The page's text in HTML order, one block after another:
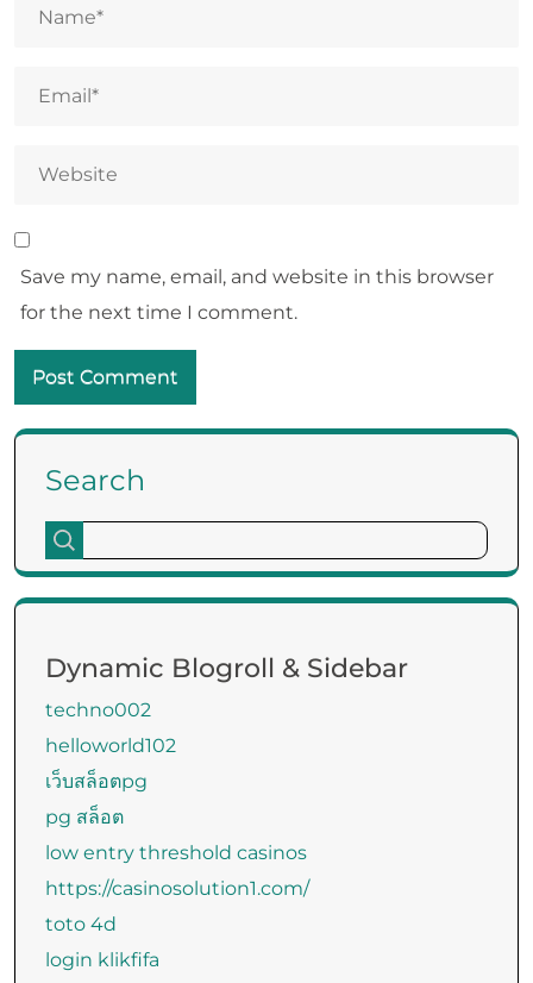
Save my name, email, and website in this browser
for the next time I comment.
Search
Dynamic Blogroll & Sidebar
techno002
helloworld102
เว็บสล็อตpg
pg สล็อต
low entry threshold casinos
https://casinosolution1.com/
toto 4d
login klikfifa